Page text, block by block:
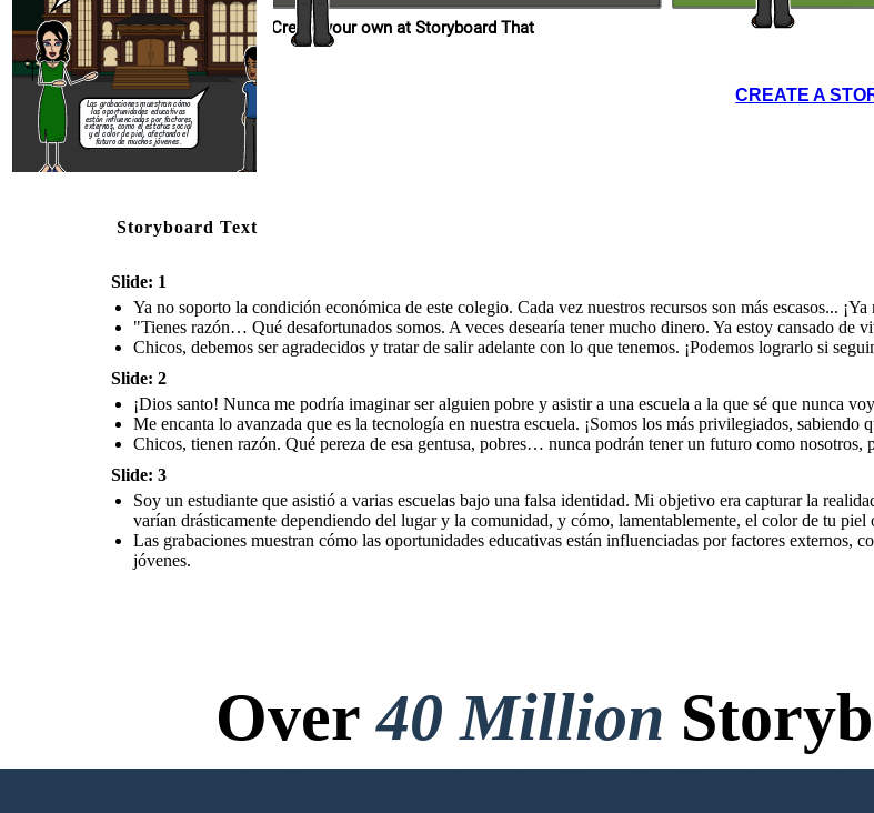
Las grabaciones muestran cómo
las oportunidades educativas
están influenciadas por factores
externos, como el estatus social
y el color de piel, afectando el
futuro de muchos jóvenes.
Create your own at Storyboard That
CREATE A
Storyboard Text
Slide: 1
Ya no soporto la condición económica de este colegio. Cada vez nuestros recursos son más escasos...
"Tienes razón… Qué desafortunados somos. A veces desearía tener mucho dinero. Ya estoy cansado de
Chicos, debemos ser agradecidos y tratar de salir adelante con lo que tenemos. ¡Podemos lograrlo si
Slide: 2
¡Dios santo! Nunca me podría imaginar ser alguien pobre y asistir a una escuela a la que sé que nunca
Me encanta lo avanzada que es la tecnología en nuestra escuela. ¡Somos los más privilegiados, sabiendo
Chicos, tienen razón. Qué pereza de esa gentusa, pobres… nunca podrán tener un futuro como nosotros,
Slide: 3
Soy un estudiante que asistió a varias escuelas bajo una falsa identidad. Mi objetivo era capturar la
varían drásticamente dependiendo del lugar y la comunidad, y cómo, lamentablemente, el color de tu
Las grabaciones muestran cómo las oportunidades educativas están influenciadas por factores externos,
jóvenes.
Over40 Million
No Downloads, No Credit Card, and